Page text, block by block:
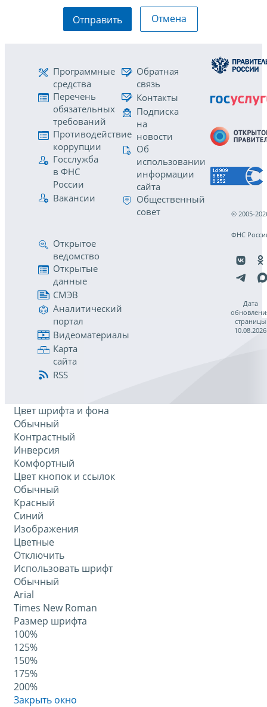
Отправить Отмена
Программные
средства
Перечень
обязательных
требований
Противодействие
коррупции
Госслужба
в ФНС
России
Вакансии
Обратная
связь
Контакты
Подписка
на
новости
Об
использовании
информации
сайта
Общественный
совет
Открытое
ведомство
Открытые
данные
СМЭВ
Аналитический
портал
Видеоматериалы
Карта
сайта
RSS
© 2005-
ФНС
Дата
страницы
10.08.2026
Цвет шрифта и фона
Обычный
Контрастный
Инверсия
Комфортный
Цвет кнопок и ссылок
Обычный
Красный
Синий
Изображения
Цветные
Отключить
Использовать шрифт
Обычный
Arial
Times New Roman
Размер шрифта
100%
125%
150%
175%
200%
Закрыть окно